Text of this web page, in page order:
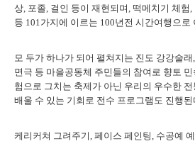
상, 포졸, 걸인 등이 재현되며, 떡메치기 체험
등 101가지에 이르는 100년전 시간여행으로
모 두가 하나가 되어 펼쳐지는 진도 강강술
면극 등 마을공동체 주민들의 참여로 향토
험으로 그치는 축제가 아닌 우리의 우수한
배울 수 있는 기회로 전수 프로그램도 진행된
케리커쳐 그려주기, 페이스 페인팅, 수공예